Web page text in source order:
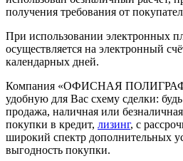
получения требования от
При использовании электронных
осуществляется на электронный
календарных дней.
Компания «ОФИСНАЯ
удобную для Вас схему сделки:
продажа, наличная или
покупки в кредит, лизинг, с
широкий спектр дополнительных
выгодность покупки.